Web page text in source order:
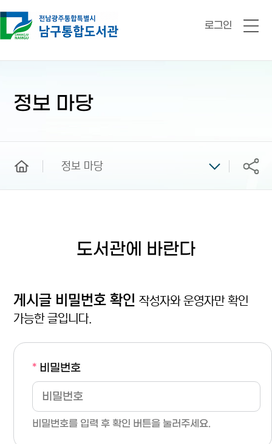
로그인
전
정보 마당
정보 마당 공유
도서관에 바란다
게시글 비밀번호 확인작성자와 운영자만 확인
가능한 글입니다.
* 비밀번호
비밀번호를 입력 후 확인 버튼을 눌러주세요.